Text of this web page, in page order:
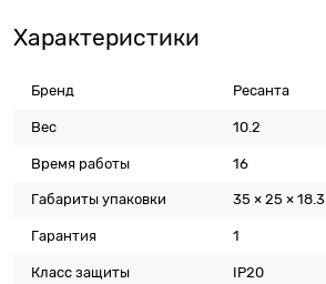
Характеристики
Бренд Ресанта
Вес 10.2
Время работы 16
Габариты упаковки 35 × 25 × 18.3
Гарантия 1
Класс защиты IP20